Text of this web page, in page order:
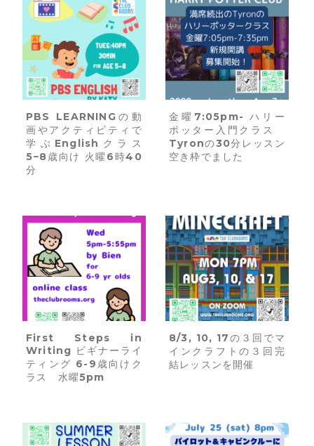
PBS LEARNINGの動
画やアクティビティで
学ぶEnglishクラス
5−8歳向け 火曜6時40
分
金曜7:05pm- ハリー
ポッター入門クラス
Tyronの30分レッスン
空き枠でました
First Steps in
Writing ビギナーライ
ティング 6-9歳向けク
ラス 水曜5pm
8/3, 10, 17の３回でマ
インクラフトの３回完
結レッスンを開催